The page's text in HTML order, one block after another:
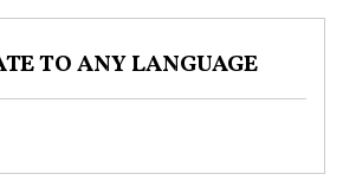
TO ANY LANGUAGE